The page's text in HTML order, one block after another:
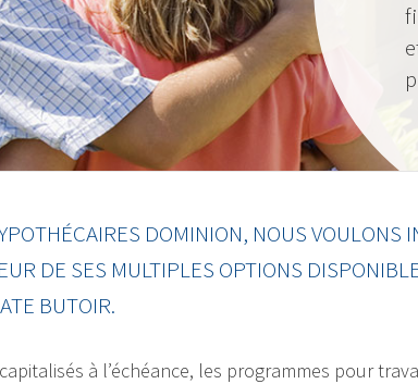
DOMINION, NOUS VOULONS
DE SES MULTIPLES OPTIONS
BUTOIR.
à l’échéance, les programmes pour